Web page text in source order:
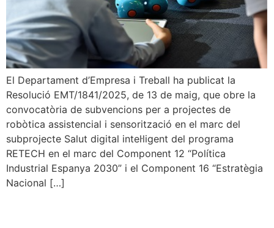
El Departament d’Empresa i Treball ha publicat la
Resolució EMT/1841/2025, de 13 de maig, que obre la
convocatòria de subvencions per a projectes de
robòtica assistencial i sensorització en el marc del
subprojecte Salut digital intel·ligent del programa
RETECH en el marc del Component 12 “Política
Industrial Espanya 2030” i el Component 16 “Estratègia
Nacional […]